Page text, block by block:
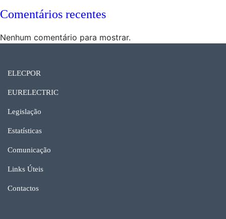
Comentários recentes
Nenhum comentário para mostrar.
ELECPOR
EURELECTRIC
Legislação
Estatísticas
Comunicação
Links Úteis
Contactos